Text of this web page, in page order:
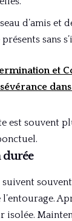
d’amis et
sans
et
est souvent
durée
suivent
isolée.